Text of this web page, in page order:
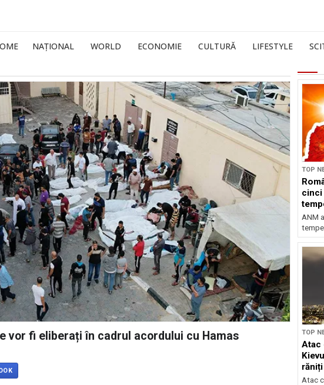
NAȚIONAL WORLD ECONOMIE CULTURĂ LIFESTYLE
vor fi eliberați în cadrul acordului cu Hamas
TOP
cinci
ANM
TOP
Atac
Atac